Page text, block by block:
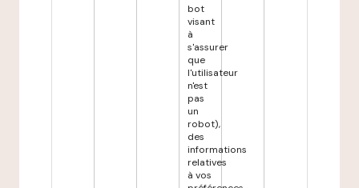
bot
visant
à
s'assurer
que
l'utilisateur
n'est
pas
un
robot),
des
informations
relatives
à vos